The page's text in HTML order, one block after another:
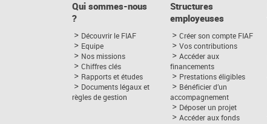
Qui sommes-nous
?
Découvrir le FIAF
Equipe
Nos missions
Chiffres clés
Rapports et études
Documents légaux et
règles de gestion
Structures
employeuses
Créer son compte FIAF
Vos contributions
Accéder aux
financements
Prestations éligibles
Bénéficier d’un
accompagnement
Déposer un projet
Accéder aux fonds